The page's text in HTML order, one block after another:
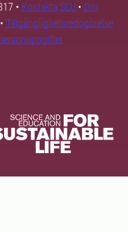
• Kontakta SLU • Om
• Tillgänglighetsredogörelse